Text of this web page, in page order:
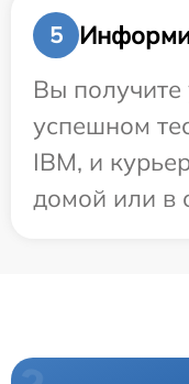
5
Вы
успешном
IBM, и
домой или в